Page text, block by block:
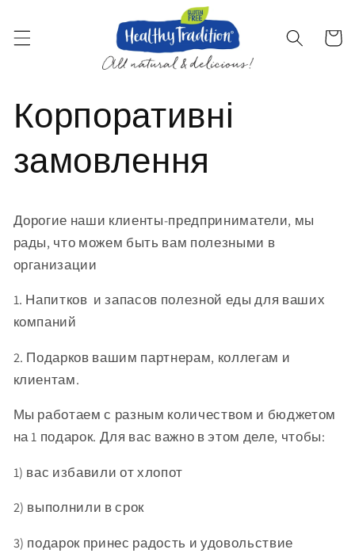
змісту
Кошик
Корпоративні
замовлення
Дорогие наши клиенты-предприниматели, мы
рады, что можем быть вам полезными в
организации
1. Напитков и запасов полезной еды для ваших
компаний
2. Подарков вашим партнерам, коллегам и
клиентам.
Мы работаем с разным количеством и бюджетом
на 1 подарок. Для вас важно в этом деле, чтобы:
1) вас избавили от хлопот
2) выполнили в срок
3) подарок принес радость и удовольствие